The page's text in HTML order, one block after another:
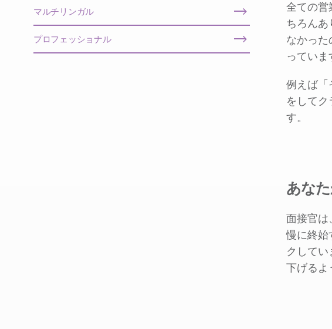
全ての営
ちろん
なかっ
っていま
例えば「
をして
す。
あな
面接官は
慢に終始
クして
下げるよ
マルチリンガル
プロフェッショナル